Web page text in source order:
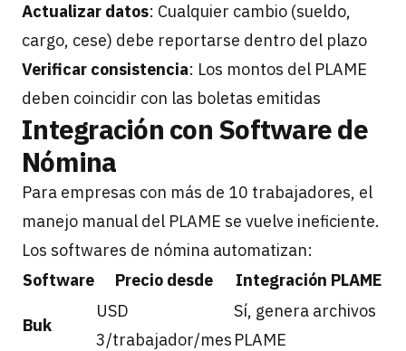
Actualizar datos: Cualquier cambio (sueldo,
cargo, cese) debe reportarse dentro del plazo
Verificar consistencia: Los montos del PLAME
deben coincidir con las boletas emitidas
Integración con Software de
Nómina
Para empresas con más de 10 trabajadores, el
manejo manual del PLAME se vuelve ineficiente.
Los softwares de nómina automatizan:
Software
Precio desde Integración PLAME
Buk
USD
3/trabajador/mes
Sí, genera archivos
PLAME